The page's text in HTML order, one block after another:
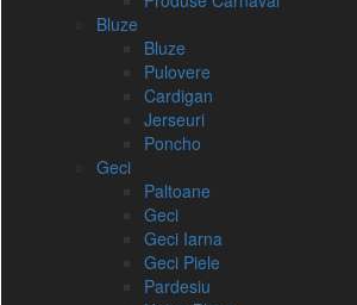
Bluze
Bluze
Pulovere
Cardigan
Jerseuri
Poncho
Geci
Paltoane
Geci
Geci Iarna
Geci Piele
Pardesiu